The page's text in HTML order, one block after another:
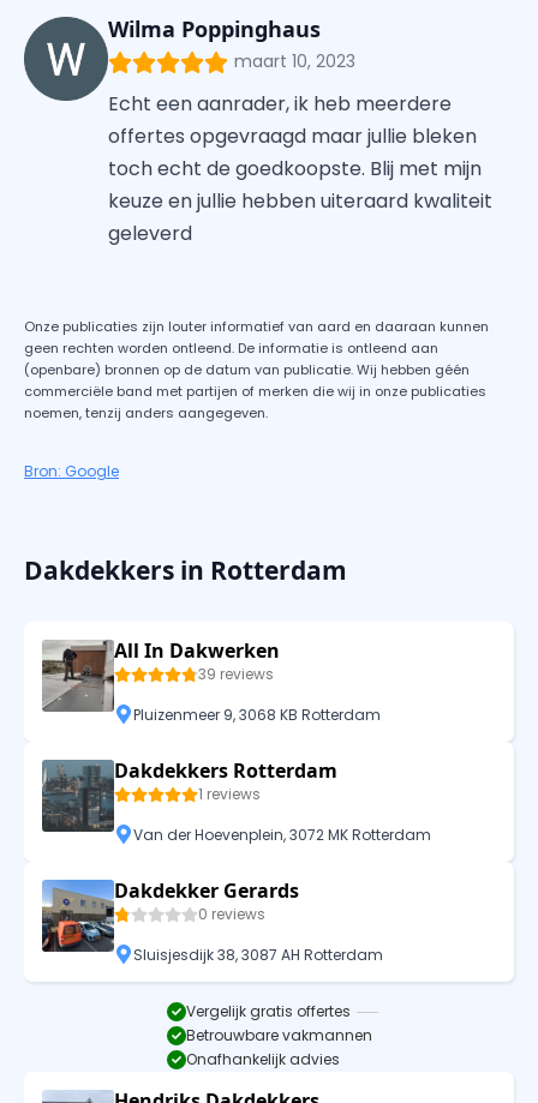
Wilma Poppinghaus
maart 10, 2023
Echt een aanrader, ik heb meerdere
offertes opgevraagd maar jullie bleken
toch echt de goedkoopste. Blij met mijn
keuze en jullie hebben uiteraard kwaliteit
geleverd
Onze publicaties zijn louter informatief van aard en daaraan kunnen
geen rechten worden ontleend. De informatie is ontleend aan
(openbare) bronnen op de datum van publicatie. Wij hebben géén
commerciële band met partijen of merken die wij in onze publicaties
noemen, tenzij anders aangegeven.
Bron: Google
Dakdekkers in Rotterdam
All In Dakwerken
39 reviews
Pluizenmeer 9, 3068 KB Rotterdam
Dakdekkers Rotterdam
1 reviews
Van der Hoevenplein, 3072 MK Rotterdam
Dakdekker Gerards
0 reviews
Sluisjesdijk 38, 3087 AH Rotterdam
Vergelijk gratis offertes
Betrouwbare vakmannen
Onafhankelijk advies